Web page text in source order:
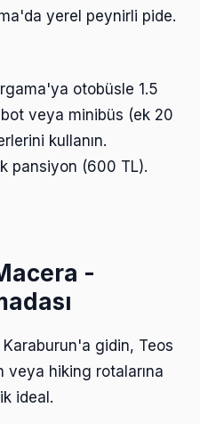
yerel peynirli pide.
otobüsle 1.5
veya minibüs (ek 20
kullanın.
pansiyon (600 TL).
-
gidin, Teos
veya hiking rotalarına
ideal.